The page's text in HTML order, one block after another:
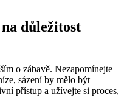
důležitost
o zábavě. Nezapomínejte
sázení by mělo být
přístup a užívejte si proces,